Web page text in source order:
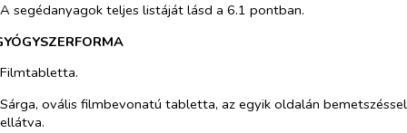
A segédanyagok teljes listáját lásd a 6.1 pontban.
Filmtabletta.
Sárga, ovális filmbevonatú tabletta, az egyik oldalán bemetszéssel
ellátva.